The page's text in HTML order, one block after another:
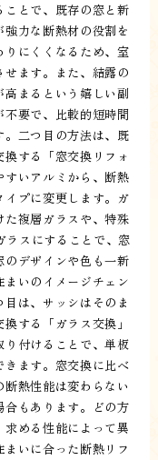
ことで、既存の窓と新
力な断熱材の役割を
にくくなるため、室
ます。また、結露の
まるという嬉しい副
要で、比較的短時間
二つ目の方法は、既
する「窓交換リフォ
いアルミから、断熱
プに変更します。ガ
た複層ガラスや、特殊
スにすることで、窓
デザインや色も一新
いのイメージチェン
は、サッシはそのま
する「ガラス交換」
付けることで、単板
きます。窓交換に比べ
熱性能は変わらない
もあります。どの方
める性能によって異
いに合った断熱リフ